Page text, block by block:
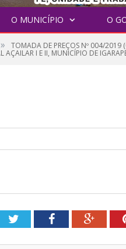
O MUNICÍPIO O
» TOMADA DE PREÇOS Nº 004/2019
I E II, MUNICÍPIO DE
TwitterFacebook